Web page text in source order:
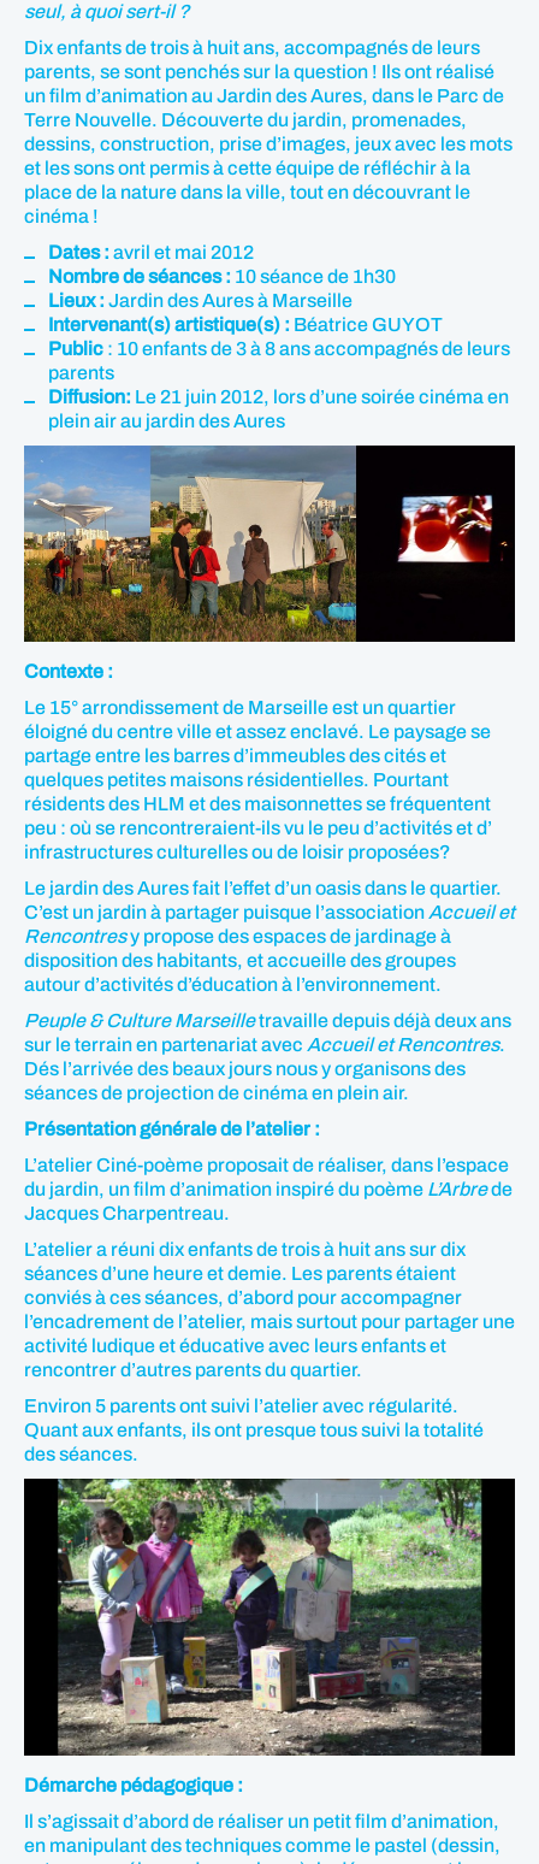
seul, à quoi sert-il ?
Dix enfants de trois à huit ans, accompagnés de leurs
parents, se sont penchés sur la question ! Ils ont réalisé
un film d’animation au Jardin des Aures, dans le Parc de
Terre Nouvelle. Découverte du jardin, promenades,
dessins, construction, prise d’images, jeux avec les mots
et les sons ont permis à cette équipe de réfléchir à la
place de la nature dans la ville, tout en découvrant le
cinéma !
Dates : avril et mai 2012
Nombre de séances : 10 séance de 1h30
Lieux : Jardin des Aures à Marseille
Intervenant(s) artistique(s) : Béatrice GUYOT
Public : 10 enfants de 3 à 8 ans accompagnés de leurs
parents
Diffusion: Le 21 juin 2012, lors d’une soirée cinéma en
plein air au jardin des Aures
Contexte :
Le 15° arrondissement de Marseille est un quartier
éloigné du centre ville et assez enclavé. Le paysage se
partage entre les barres d’immeubles des cités et
quelques petites maisons résidentielles. Pourtant
résidents des HLM et des maisonnettes se fréquentent
peu : où se rencontreraient-ils vu le peu d’activités et d’
infrastructures culturelles ou de loisir proposées?
Le jardin des Aures fait l’effet d’un oasis dans le quartier.
C’est un jardin à partager puisque l’association Accueil et
Rencontresy propose des espaces de jardinage à
disposition des habitants, et accueille des groupes
autour d’activités d’éducation à l’environnement.
Peuple & Culture Marseilletravaille depuis déjà deux ans
sur le terrain en partenariat avec Accueil et Rencontres.
Dés l’arrivée des beaux jours nous y organisons des
séances de projection de cinéma en plein air.
Présentation générale de l’atelier :
L’atelier Ciné-poème proposait de réaliser, dans l’espace
du jardin, un film d’animation inspiré du poème L’Arbrede
Jacques Charpentreau.
L’atelier a réuni dix enfants de trois à huit ans sur dix
séances d’une heure et demie. Les parents étaient
conviés à ces séances, d’abord pour accompagner
l’encadrement de l’atelier, mais surtout pour partager une
activité ludique et éducative avec leurs enfants et
rencontrer d’autres parents du quartier.
Environ 5 parents ont suivi l’atelier avec régularité.
Quant aux enfants, ils ont presque tous suivi la totalité
des séances.
Démarche pédagogique :
Il s’agissait d’abord de réaliser un petit film d’animation,
en manipulant des techniques comme le pastel (dessin,